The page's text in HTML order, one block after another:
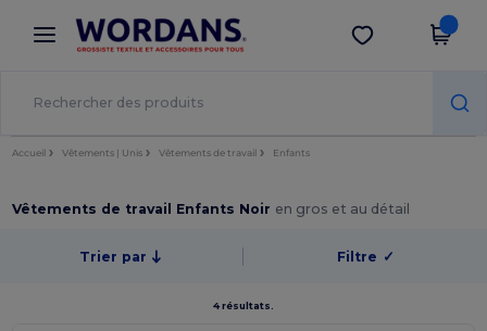
× Appli Wordans
Meilleurs prix sur l’app !
Obtenir l'appli
Accueil Vêtements | Unis Vêtements de travail Enfants
Vêtements de travail Enfants Noir en gros et au détail
Trier par Filtre ✓
4 résultats.